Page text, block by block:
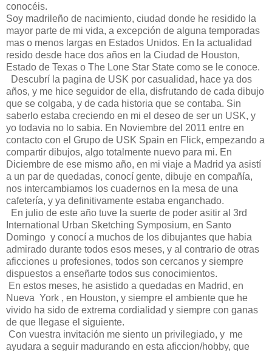
conocéis.
Soy madrileño de nacimiento, ciudad donde he residido la
mayor parte de mi vida, a excepción de alguna temporadas
mas o menos largas en Estados Unidos. En la actualidad
resido desde hace dos años en la Ciudad de Houston,
Estado de Texas o The Lone Star State como se le conoce.
Descubrí la pagina de USK por casualidad, hace ya dos
años, y me hice seguidor de ella, disfrutando de cada dibujo
que se colgaba, y de cada historia que se contaba. Sin
saberlo estaba creciendo en mi el deseo de ser un USK, y
yo todavia no lo sabia. En Noviembre del 2011 entre en
contacto con el Grupo de USK Spain en Flick, empezando a
compartir dibujos, algo totalmente nuevo para mi. En
Diciembre de ese mismo año, en mi viaje a Madrid ya asistí
a un par de quedadas, conocí gente, dibuje en compañía,
nos intercambiamos los cuadernos en la mesa de una
cafetería, y ya definitivamente estaba enganchado.
En julio de este año tuve la suerte de poder asitir al 3rd
International Urban Sketching Symposium, en Santo
Domingo y conocí a muchos de los dibujantes que habia
admirado durante todos esos meses, y al contrario de otras
aficciones u profesiones, todos son cercanos y siempre
dispuestos a enseñarte todos sus conocimientos.
En estos meses, he asistido a quedadas en Madrid, en
Nueva York , en Houston, y siempre el ambiente que he
vivido ha sido de extrema cordialidad y siempre con ganas
de que llegase el siguiente.
Con vuestra invitación me siento un privilegiado, y me
ayudara a seguir madurando en esta aficcion/hobby, que